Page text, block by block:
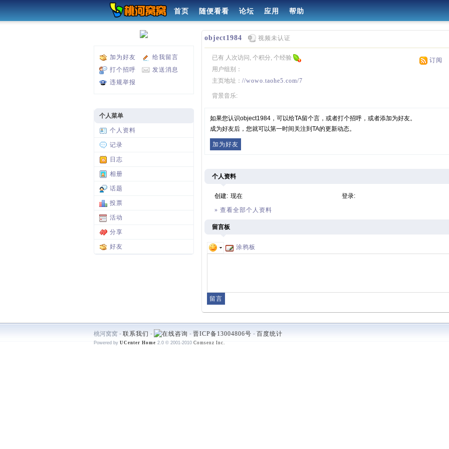
首页 随便看看 论坛 应用 帮助
加为好友
给我留言
打个招呼
发送消息
违规举报
个人菜单
个人资料
记录
日志
相册
话题
投票
活动
分享
好友
object1984 视频未认证
订阅
已有 人次访问, 个积分, 个经验
用户组别：
主页地址： //wowo.taohe5.com/7
背景音乐:
如果您认识object1984，可以给TA留个言，或者打个招呼，或者添加为好友。
成为好友后，您就可以第一时间关注到TA的更新动态。
加为好友
个人资料
创建: 现在
登录:
» 查看全部个人资料
留言板
涂鸦板
桃河窝窝 - 联系我们 - - 晋ICP备13004806号 - 百度统计
Powered by UCenter Home 2.0 © 2001-2010 Comsenz Inc.